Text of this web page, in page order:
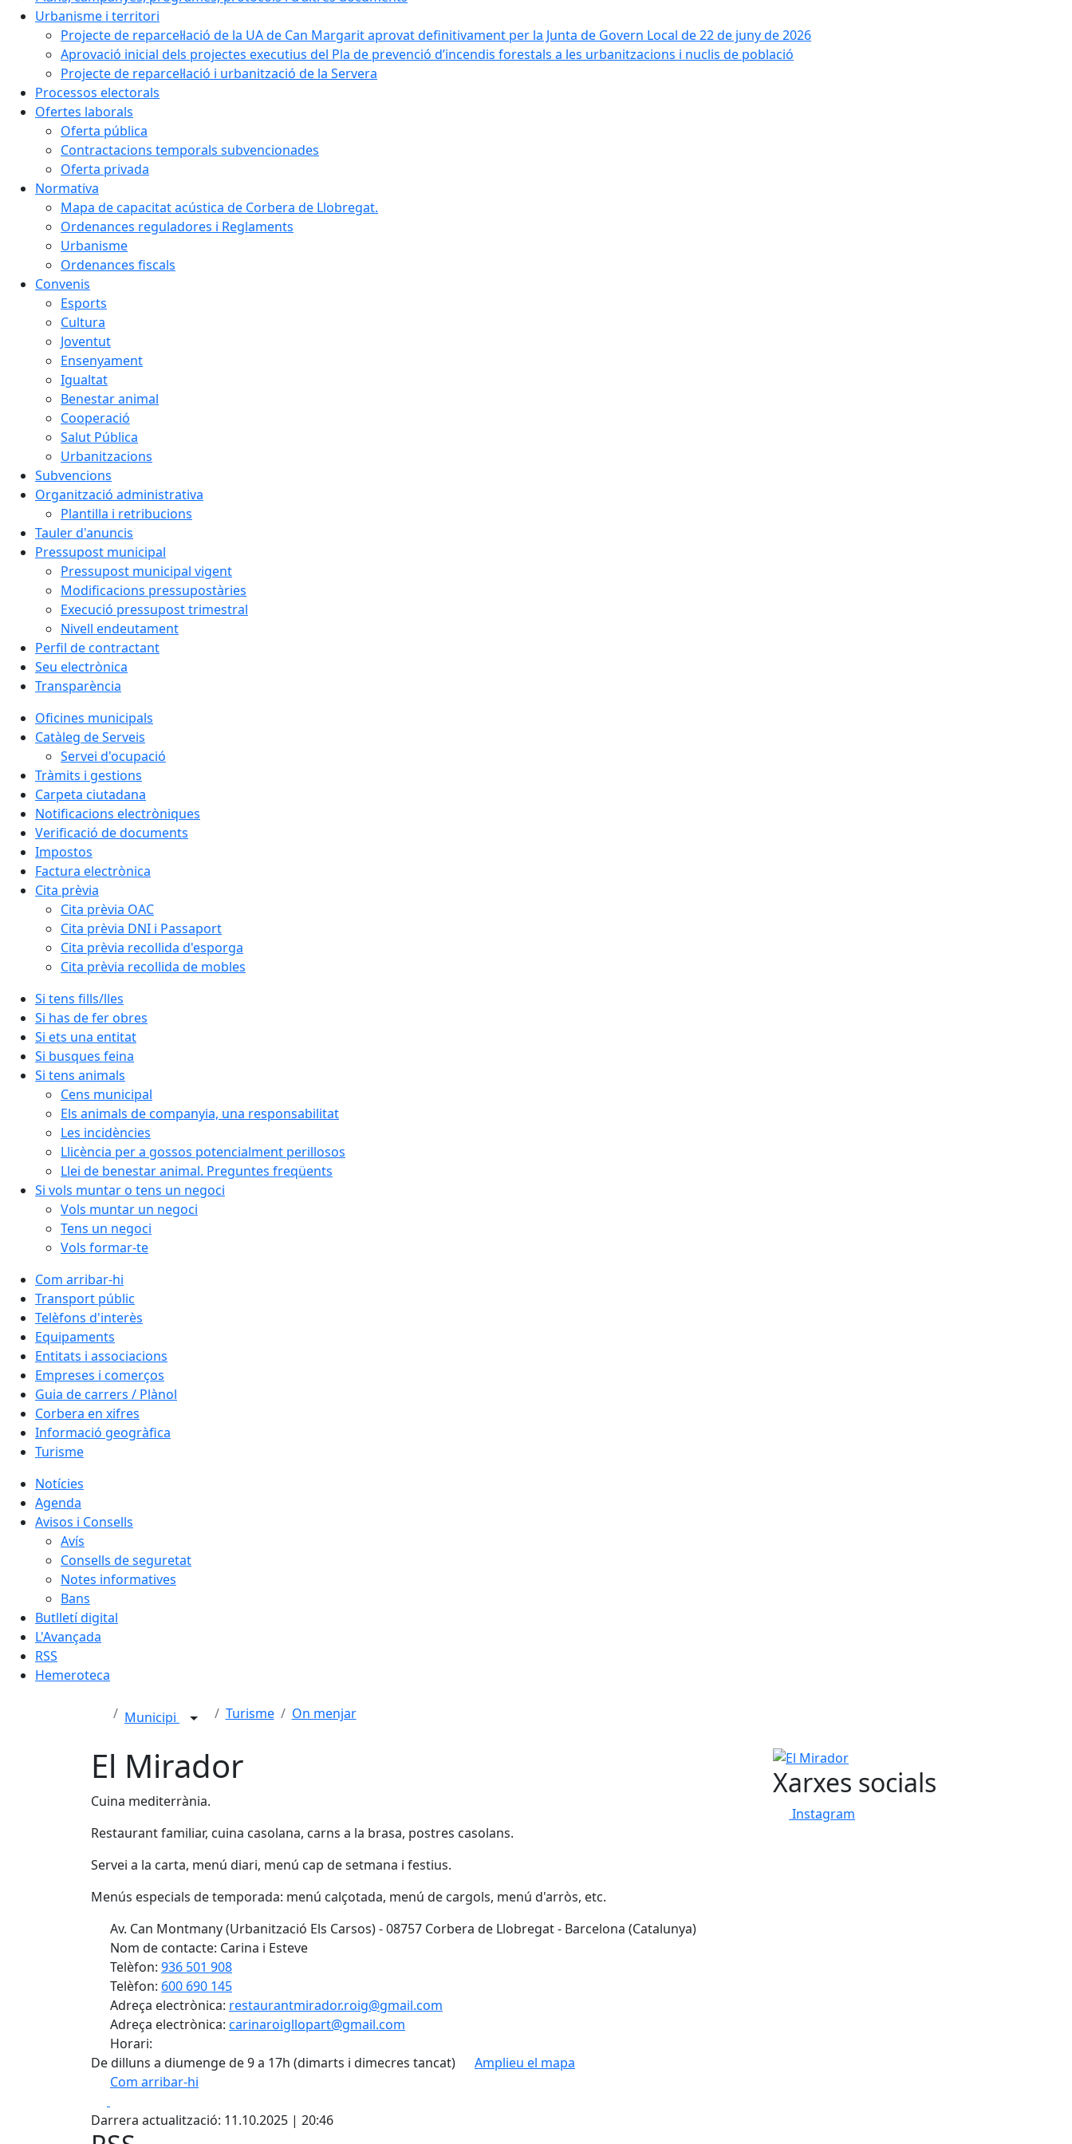
Urbanisme i territori
Projecte de reparcel·lació de la UA de Can Margarit aprovat definitivament per la Junta de Govern Local de 22 de juny de 2026
Aprovació inicial dels projectes executius del Pla de prevenció d’incendis forestals a les urbanitzacions i nuclis de població
Projecte de reparcel·lació i urbanització de la Servera
Processos electorals
Ofertes laborals
Oferta pública
Contractacions temporals subvencionades
Oferta privada
Normativa
Mapa de capacitat acústica de Corbera de Llobregat.
Ordenances reguladores i Reglaments
Urbanisme
Ordenances fiscals
Convenis
Esports
Cultura
Joventut
Ensenyament
Igualtat
Benestar animal
Cooperació
Salut Pública
Urbanitzacions
Subvencions
Organització administrativa
Plantilla i retribucions
Tauler d'anuncis
Pressupost municipal
Pressupost municipal vigent
Modificacions pressupostàries
Execució pressupost trimestral
Nivell endeutament
Perfil de contractant
Seu electrònica
Transparència
Oficines municipals
Catàleg de Serveis
Servei d'ocupació
Tràmits i gestions
Carpeta ciutadana
Notificacions electròniques
Verificació de documents
Impostos
Factura electrònica
Cita prèvia
Cita prèvia OAC
Cita prèvia DNI i Passaport
Cita prèvia recollida d'esporga
Cita prèvia recollida de mobles
Si tens fills/lles
Si has de fer obres
Si ets una entitat
Si busques feina
Si tens animals
Cens municipal
Els animals de companyia, una responsabilitat
Les incidències
Llicència per a gossos potencialment perillosos
Llei de benestar animal. Preguntes freqüents
Si vols muntar o tens un negoci
Vols muntar un negoci
Tens un negoci
Vols formar-te
Com arribar-hi
Transport públic
Telèfons d'interès
Equipaments
Entitats i associacions
Empreses i comerços
Guia de carrers / Plànol
Corbera en xifres
Informació geogràfica
Turisme
Notícies
Agenda
Avisos i Consells
Avís
Consells de seguretat
Notes informatives
Bans
Butlletí digital
L'Avançada
RSS
Hemeroteca
Municipi Turisme On menjar
El Mirador
Cuina mediterrània.
Restaurant familiar, cuina casolana, carns a la brasa, postres casolans.
Servei a la carta, menú diari, menú cap de setmana i festius.
Menús especials de temporada: menú calçotada, menú de cargols, menú d'arròs, etc.
Av. Can Montmany (Urbanització Els Carsos) - 08757 Corbera de Llobregat - Barcelona (Catalunya)
Nom de contacte: Carina i Esteve
Telèfon: 936 501 908
Telèfon: 600 690 145
Adreça electrònica: restaurantmirador.roig@gmail.com
Adreça electrònica: carinaroigllopart@gmail.com
Horari:
De dilluns a diumenge de 9 a 17h (dimarts i dimecres tancat)
Amplieu el mapa
Com arribar-hi
+
−
Darrera actualització: 11.10.2025 | 20:46
El Mirador
Xarxes socials
Instagram